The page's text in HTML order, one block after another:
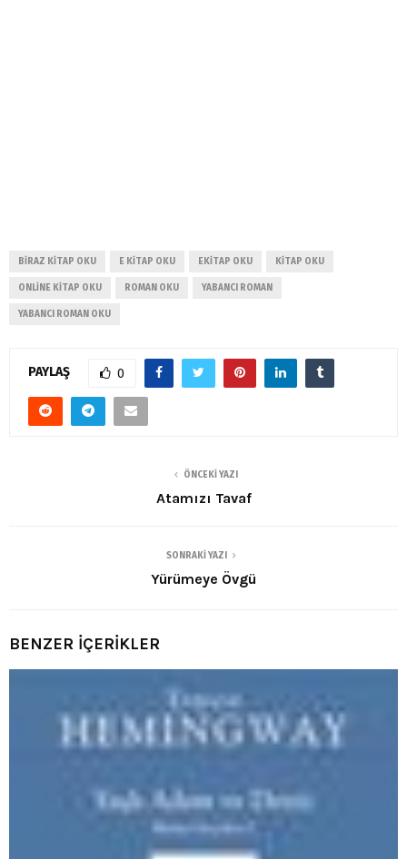
BIRAZ KITAP OKU E KITAP OKU EKITAP OKU KITAP OKU
ONLINE KITAP OKU ROMAN OKU YABANCI ROMAN
YABANCI ROMAN OKU
PAYLAŞ 0
ÖNCEKI YAZI
Atamızı Tavaf
SONRAKI YAZI
Yürümeye Övgü
BENZER İÇERİKLER